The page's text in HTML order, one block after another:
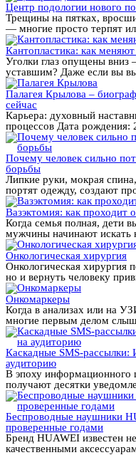
Центр подологии нового
Трещины на пятках,
— многие просто терпят
Кантопластика: как
Уголки глаз опущены вниз
уставшим? Даже если вы
Палагея Крылова –
сейчас
Карьера: духовный
процессов Дата рождения:
Почему человек сильно
борьбы
Липкие руки, мокрая
портят одежду, создают
Вазэктомия: как проходит
Когда семья полная, дети
мужчины начинают искать
Онкологическая хирургия
Онкологическая хирургия
но и вернуть человеку
Онкомаркеры
Когда в анализах или на
многие первым делом
Каскадные SMS-рассылки:
аудиторию
В эпоху информационного
получают десятки
Беспроводные наушники
проверенные годами
Бренд HUAWEI известен
качественными